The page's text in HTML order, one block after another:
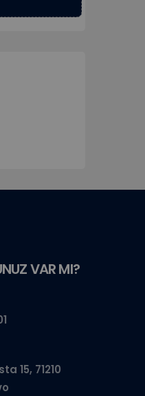
VAR MI?
15, 71210